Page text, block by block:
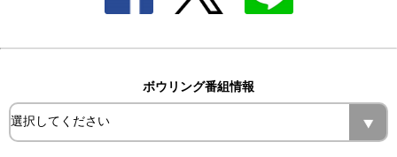
ボウリング番組情報